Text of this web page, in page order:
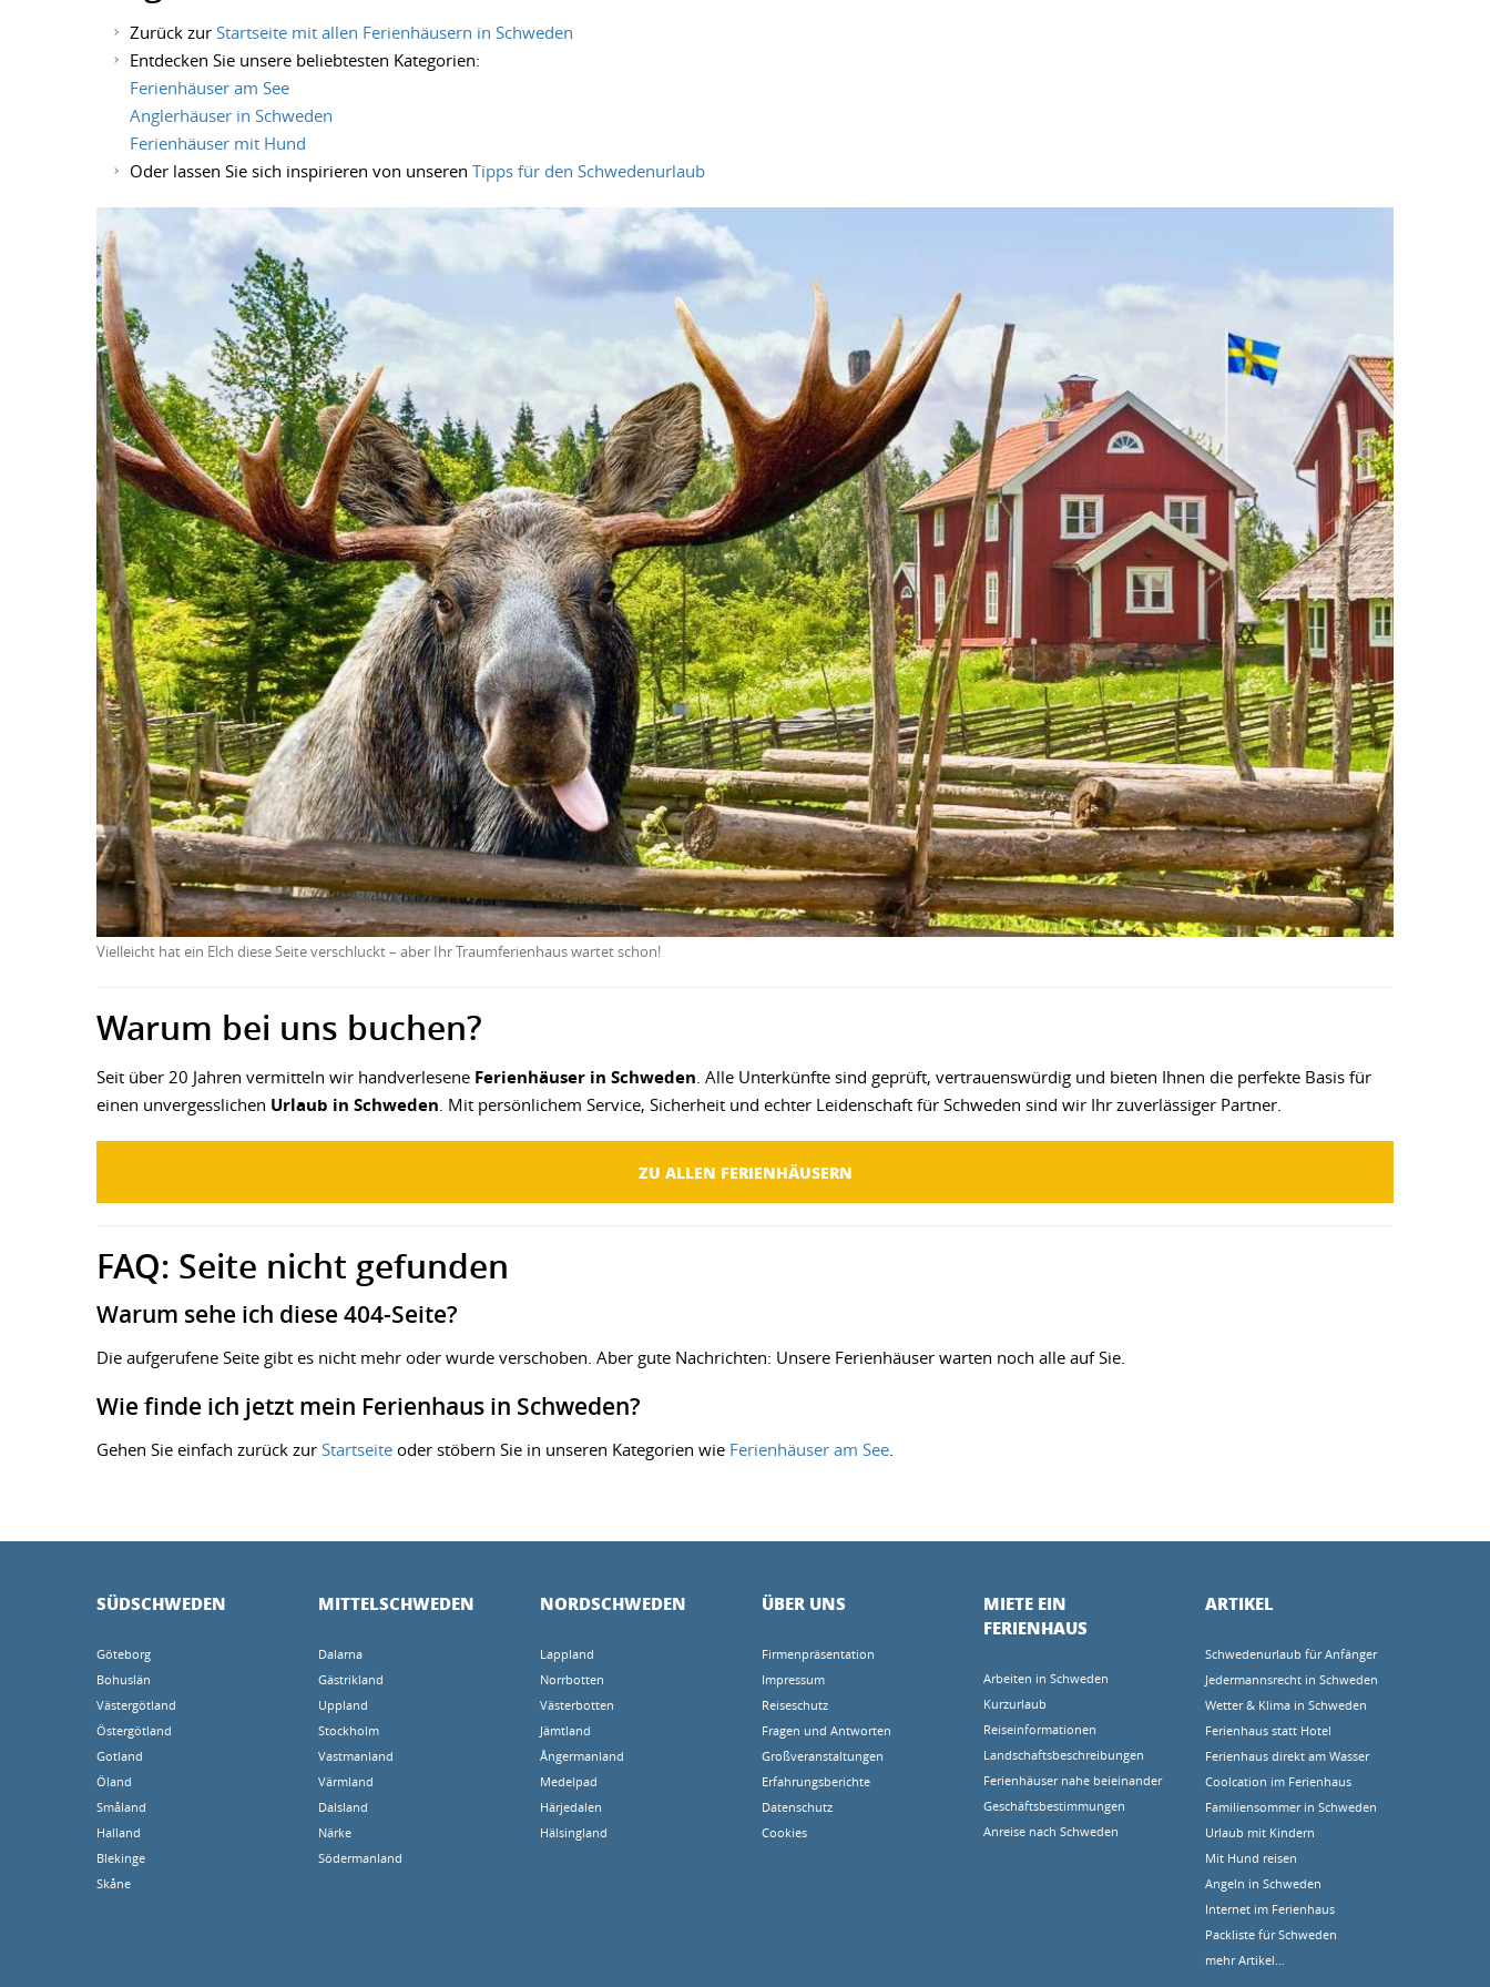
Zurück zur Startseite mit allen Ferienhäusern in Schweden
Entdecken Sie unsere beliebtesten Kategorien:
Ferienhäuser am See
Anglerhäuser in Schweden
Ferienhäuser mit Hund
Oder lassen Sie sich inspirieren von unseren Tipps für den Schwedenurlaub
Vielleicht hat ein Elch diese Seite verschluckt – aber Ihr Traumferienhaus wartet schon!
Warum bei uns buchen?
Seit über 20 Jahren vermitteln wir handverlesene Ferienhäuser in Schweden. Alle Unterkünfte sind geprüft, vertrauenswürdig und bieten Ihnen die perfekte Basis für
einen unvergesslichen Urlaub in Schweden. Mit persönlichem Service, Sicherheit und echter Leidenschaft für Schweden sind wir Ihr zuverlässiger Partner.
ZU ALLEN FERIENHÄUSERN
FAQ: Seite nicht gefunden
Warum sehe ich diese 404-Seite?
Die aufgerufene Seite gibt es nicht mehr oder wurde verschoben. Aber gute Nachrichten: Unsere Ferienhäuser warten noch alle auf Sie.
Wie finde ich jetzt mein Ferienhaus in Schweden?
Gehen Sie einfach zurück zur Startseite oder stöbern Sie in unseren Kategorien wie Ferienhäuser am See.
SÜDSCHWEDEN
Göteborg
Bohuslän
Västergötland
Östergötland
Gotland
Öland
Småland
Halland
Blekinge
Skåne
MITTELSCHWEDEN
Dalarna
Gästrikland
Uppland
Stockholm
Vastmanland
Värmland
Dalsland
Närke
Södermanland
NORDSCHWEDEN
Lappland
Norrbotten
Västerbotten
Jämtland
Ångermanland
Medelpad
Härjedalen
Hälsingland
ÜBER UNS
Firmenpräsentation
Impressum
Reiseschutz
Fragen und Antworten
Großveranstaltungen
Erfahrungsberichte
Datenschutz
Cookies
MIETE EIN
FERIENHAUS
Arbeiten in Schweden
Kurzurlaub
Reiseinformationen
Landschaftsbeschreibungen
Ferienhäuser nahe beieinander
Geschäftsbestimmungen
Anreise nach Schweden
ARTIKEL
Schwedenurlaub für Anfänger
Jedermannsrecht in Schweden
Wetter & Klima in Schweden
Ferienhaus statt Hotel
Ferienhaus direkt am Wasser
Coolcation im Ferienhaus
Familiensommer in Schweden
Urlaub mit Kindern
Mit Hund reisen
Angeln in Schweden
Internet im Ferienhaus
Packliste für Schweden
mehr Artikel…